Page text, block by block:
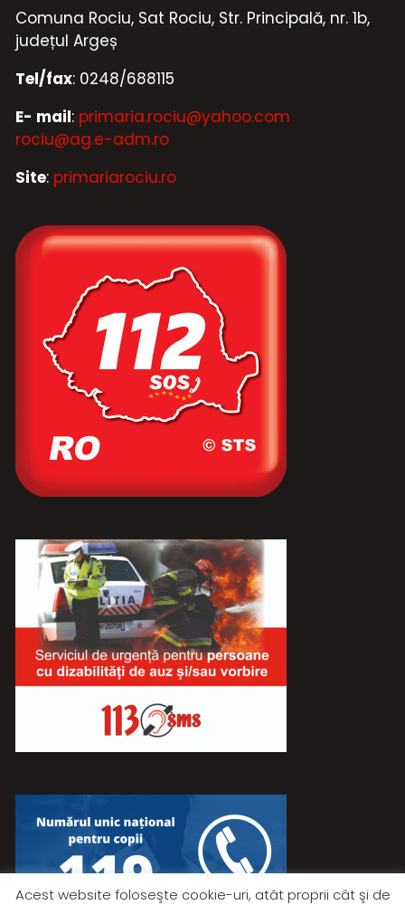
Comuna Rociu, Sat Rociu, Str. Principală, nr. 1b,
județul Argeș
Tel/fax: 0248/688115
E- mail: primaria.rociu@yahoo.com
rociu@ag.e-adm.ro
Site: primariarociu.ro
Acest website foloseşte cookie-uri, atât proprii cât şi de